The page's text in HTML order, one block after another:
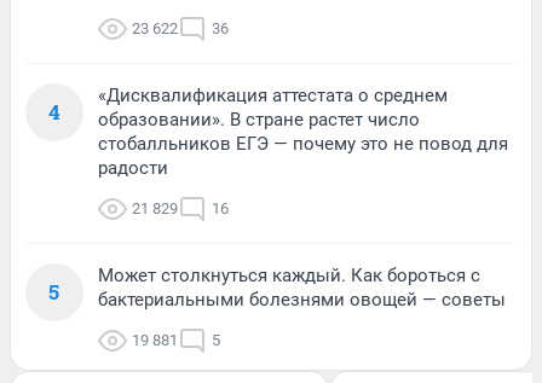
23 622 36
4
«Дисквалификация аттестата о среднем
образовании». В стране растет число
стобалльников ЕГЭ — почему это не повод для
радости
21 829 16
5
Может столкнуться каждый. Как бороться с
бактериальными болезнями овощей — советы
19 881 5